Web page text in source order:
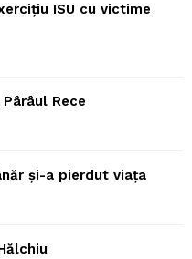
ISU cu victime
Rece
și-a pierdut viața